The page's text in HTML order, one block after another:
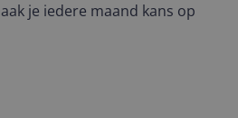
je iedere maand kans op